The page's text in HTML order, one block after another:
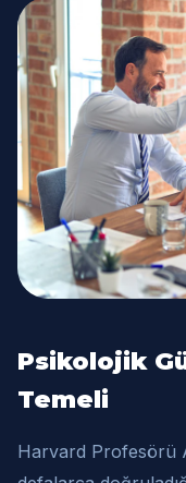
Psikolojik
Temeli
Harvard Profesörü